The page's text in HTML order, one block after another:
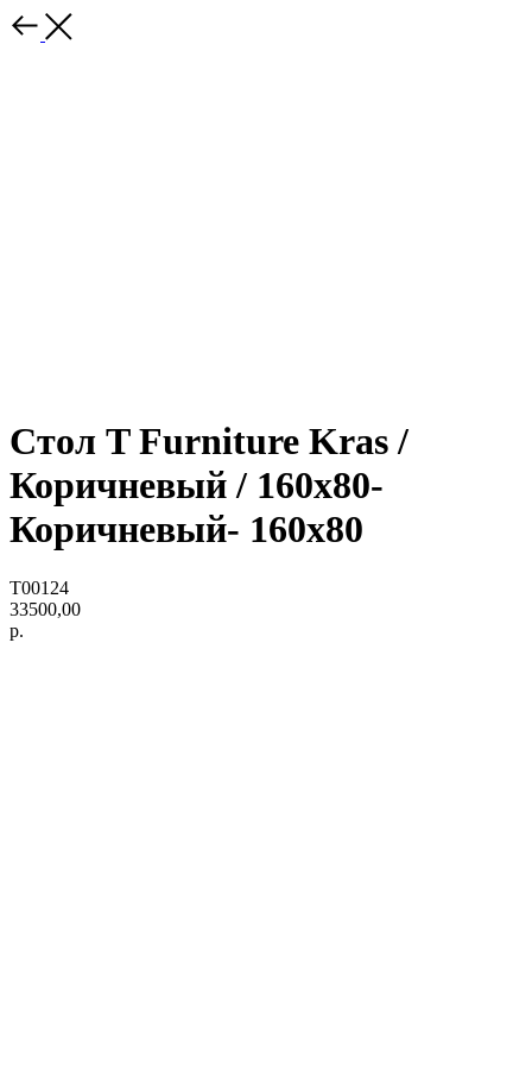
Стол T Furniture Kras /
Коричневый / 160x80-
Коричневый- 160x80
T00124
33500,00
р.